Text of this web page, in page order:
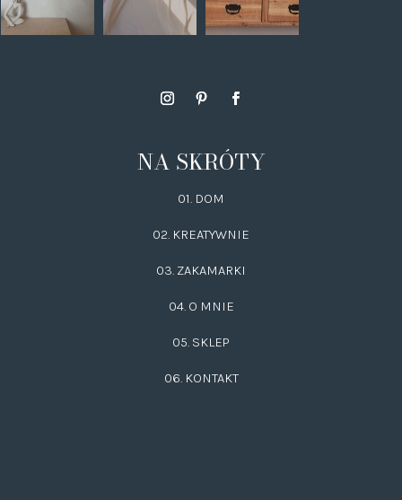
NA SKRÓTY
01. DOM
02. KREATYWNIE
03. ZAKAMARKI
04. O MNIE
05. SKLEP
06. KONTAKT